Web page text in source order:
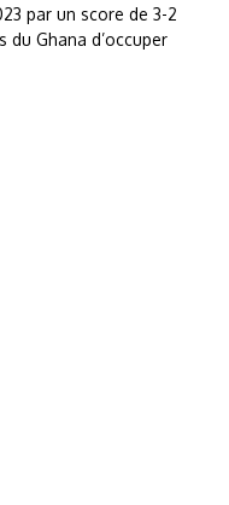
par un score de 3-2
Ghana d’occuper